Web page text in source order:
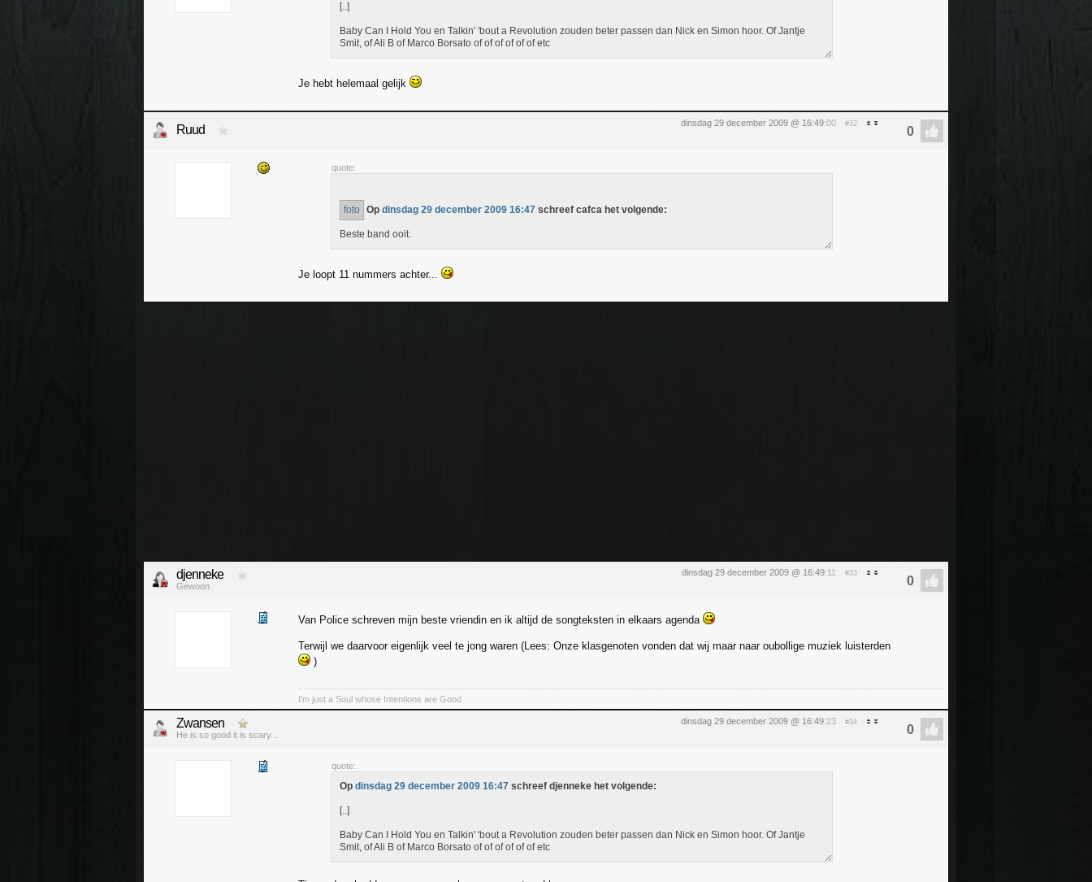
[..]
Baby Can I Hold You en Talkin' 'bout a Revolution zouden beter passen dan Nick en Simon hoor. Of Jantje
Smit, of Ali B of Marco Borsato of of of of of of etc
Je hebt helemaal gelijk
dinsdag 29 december 2009 @ 16:49:00 #32
Ruud
quote:
foto Op dinsdag 29 december 2009 16:47 schreef cafca het volgende:
Beste band ooit.
Je loopt 11 nummers achter...
dinsdag 29 december 2009 @ 16:49:11 #33
djenneke
Gewoon
Van Police schreven mijn beste vriendin en ik altijd de songteksten in elkaars agenda
Terwijl we daarvoor eigenlijk veel te jong waren (Lees: Onze klasgenoten vonden dat wij maar naar oubollige muziek luisterden
)
I'm just a Soul whose Intentions are Good
dinsdag 29 december 2009 @ 16:49:23 #34
Zwansen
He is so good it is scary...
quote:
Op dinsdag 29 december 2009 16:47 schreef djenneke het volgende:
[..]
Baby Can I Hold You en Talkin' 'bout a Revolution zouden beter passen dan Nick en Simon hoor. Of Jantje
Smit, of Ali B of Marco Borsato of of of of of of etc